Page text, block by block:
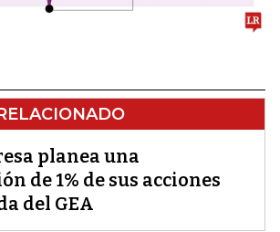
planea una
de 1% de sus acciones
del GEA